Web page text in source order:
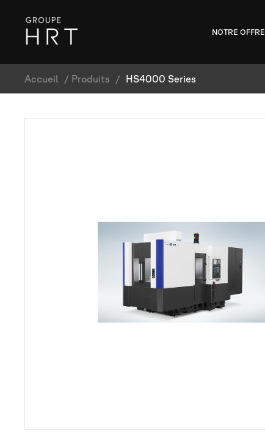
NOTRE OFFRE
Accueil / Produits / HS4000 Series